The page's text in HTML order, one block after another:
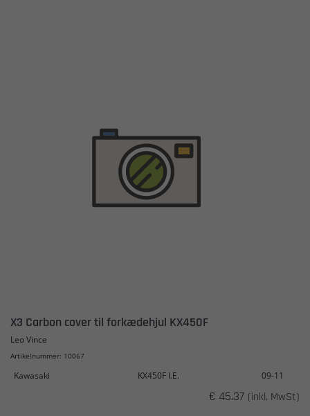
X3 Carbon cover til forkædehjul KX450F
Leo Vince
Artikelnummer: 10067
Kawasaki KX450F I.E. 09-11
€ 45.37 (inkl. MwSt)